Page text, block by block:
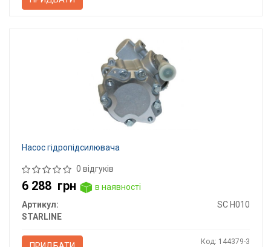
Насос гідропідсилювача
0 відгуків
6 288 грн
в наявності
Артикул:
SC H010
STARLINE
Код: 144379-3